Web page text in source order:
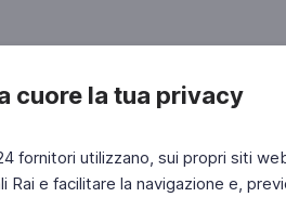
cuore la tua privacy
fornitori utilizzano, sui propri siti
Rai e facilitare la navigazione e,